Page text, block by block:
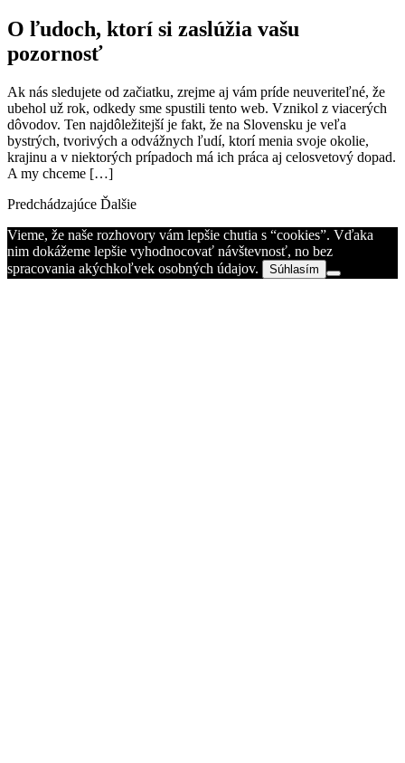
O ľudoch, ktorí si zaslúžia vašu
pozornosť
Ak nás sledujete od začiatku, zrejme aj vám príde neuveriteľné, že
ubehol už rok, odkedy sme spustili tento web. Vznikol z viacerých
dôvodov. Ten najdôležitejší je fakt, že na Slovensku je veľa
bystrých, tvorivých a odvážnych ľudí, ktorí menia svoje okolie,
krajinu a v niektorých prípadoch má ich práca aj celosvetový dopad.
A my chceme […]
Predchádzajúce Ďalšie
Vieme, že naše rozhovory vám lepšie chutia s “cookies”. Vďaka
nim dokážeme lepšie vyhodnocovať návštevnosť, no bez
spracovania akýchkoľvek osobných údajov.
Súhlasím